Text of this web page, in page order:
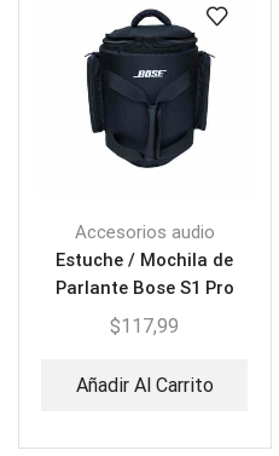
Accesorios audio
Estuche / Mochila de
Parlante Bose S1 Pro
Plus EP-S1PRO
$117,99
Añadir Al Carrito